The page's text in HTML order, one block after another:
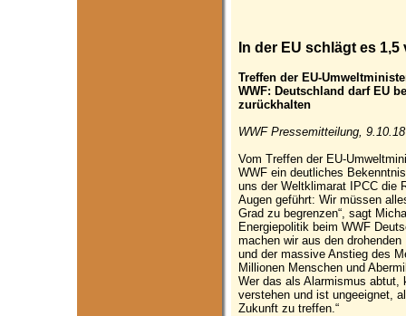
In der EU schlägt es 1,5
Treffen der EU-
WWF: Deutschland darf EU
zurückhalten
WWF Pressemitteilung, 9.10.18
Vom Treffen der EU-
WWF ein deutliches
uns der Weltklimarat IPCC die
Augen geführt: Wir müssen
Grad zu begrenzen“, sagt
Energiepolitik beim WWF
machen wir aus den
und der massive Anstieg des
Millionen Menschen und
Wer das als Alarmismus abtut,
verstehen und ist ungeeignet,
Zukunft zu treffen.“